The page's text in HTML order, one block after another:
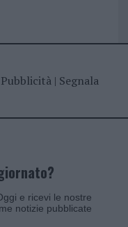
Pubblicità| Segnala
e ricevi le nostre
notizie pubblicate